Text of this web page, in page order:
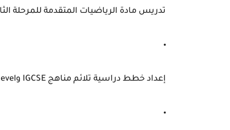
تدريس مادة الرياضيات المتقدمة للمرحلة
إعداد خطط دراسية تلائم مناهج IGCSE وA-Level.